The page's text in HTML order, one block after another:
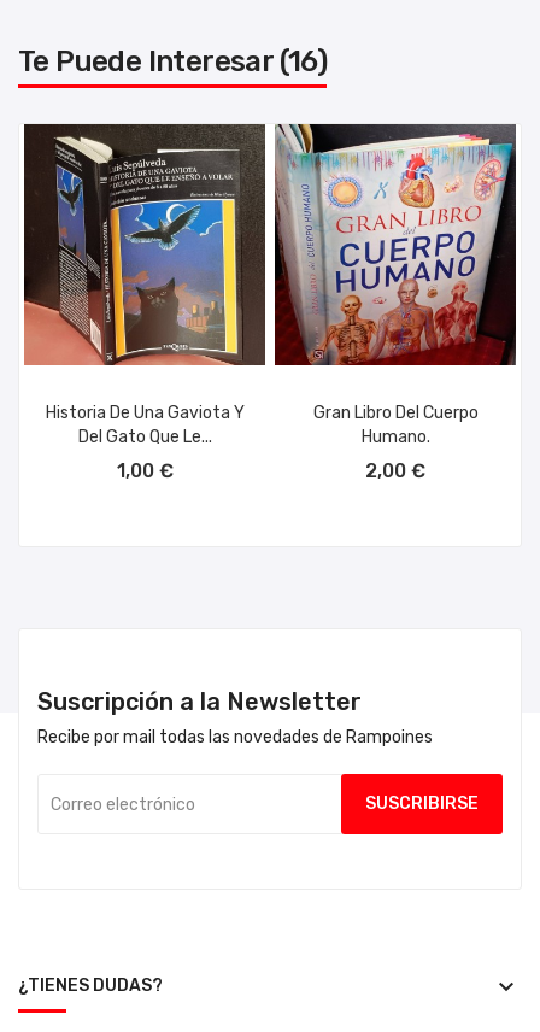
Te Puede Interesar (16)
Historia De Una Gaviota Y
Del Gato Que Le...
1,00 €
Gran Libro Del Cuerpo
Humano.
2,00 €
Suscripción a la Newsletter
Recibe por mail todas las novedades de Rampoines
¿TIENES DUDAS? keyboard_arrow_down